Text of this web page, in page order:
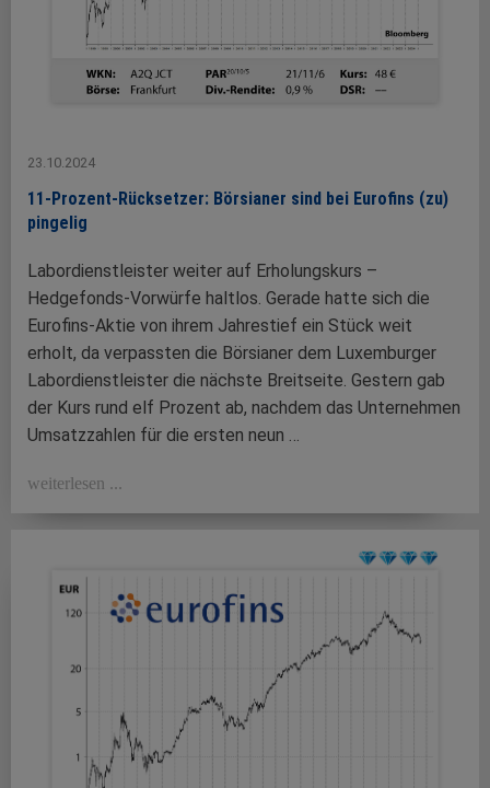
23.10.2024
11-Prozent-Rücksetzer: Börsianer sind bei Eurofins (zu)
pingelig
Labordienstleister weiter auf Erholungskurs –
Hedgefonds-Vorwürfe haltlos. Gerade hatte sich die
Eurofins-Aktie von ihrem Jahrestief ein Stück weit
erholt, da verpassten die Börsianer dem Luxemburger
Labordienstleister die nächste Breitseite. Gestern gab
der Kurs rund elf Prozent ab, nachdem das Unternehmen
Umsatzzahlen für die ersten neun …
weiterlesen ...